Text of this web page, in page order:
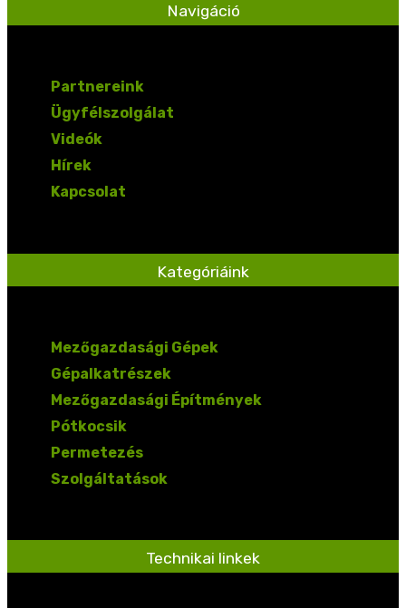
Navigáció
Partnereink
Ügyfélszolgálat
Videók
Hírek
Kapcsolat
Kategóriáink
Mezőgazdasági Gépek
Gépalkatrészek
Mezőgazdasági Építmények
Pótkocsik
Permetezés
Szolgáltatások
Technikai linkek